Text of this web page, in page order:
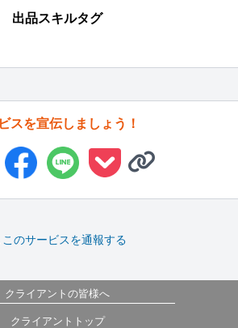
出品スキルタグ
スを宣伝しましょう！
このサービスを通報する
クライアントの皆様へ
クライアントトップ